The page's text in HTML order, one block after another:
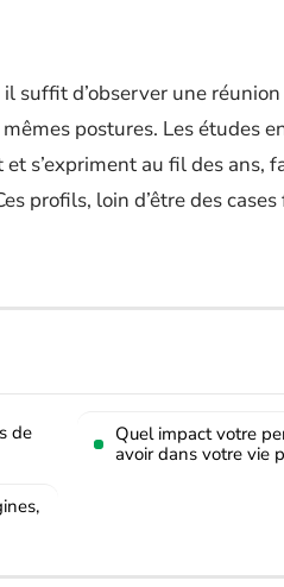
suffit d’observer une
postures. Les études
s’expriment au fil des ans,
profils, loin d’être des
de
Quel impact votre
avoir dans votre vie